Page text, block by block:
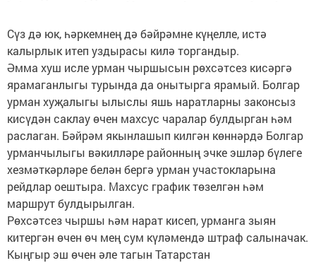
Сүз дә юк, һәркемнең дә бәйрәмне күңелле, истә
калырлык итеп уздырасы килә торгандыр.
Әмма хуш исле урман чыршысын рөхсәтсез кисәргә
ярамаганлыгы турында да онытырга ярамый. Болгар
урман хуҗалыгы ылыслы яшь наратларны законсыз
кисүдән саклау өчен махсус чаралар булдырган һәм
раслаган. Бәйрәм якынлашып килгән көннәрдә Болгар
урманчылыгы вәкилләре районның эчке эшләр бүлеге
хезмәткәрләре белән бергә урман участокларына
рейдлар оештыра. Махсус график төзелгән һәм
маршрут булдырылган.
Рөхсәтсез чыршы һәм нарат кисеп, урманга зыян
китергән өчен өч мең сум күләмендә штраф салыначак.
Кыңгыр эш өчен әле тагын Татарстан